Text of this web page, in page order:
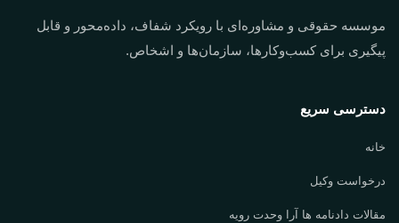
موسسه حقوقی و مشاوره‌ای با رویکرد شفاف، داده‌محور و قابل
پیگیری برای کسب‌وکارها، سازمان‌ها و اشخاص.
دسترسی سریع
خانه
درخواست وکیل
مقالات دادنامه ها آرا وحدت رویه